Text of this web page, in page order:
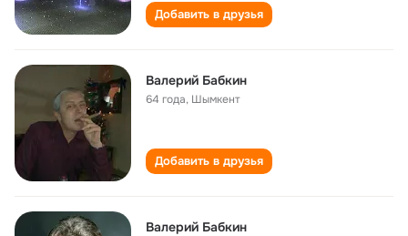
Добавить в друзья
Валерий Бабкин
64 года, Шымкент
Добавить в друзья
Валерий Бабкин